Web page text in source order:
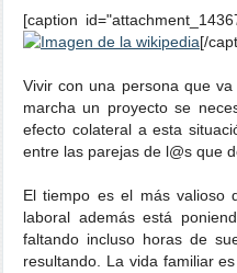
[caption
[/
Vivir con una persona que
marcha un proyecto se
efecto colateral a esta
entre las parejas de l@s que
El tiempo es el más valioso
laboral además está
faltando incluso horas de
resultando. La vida familiar